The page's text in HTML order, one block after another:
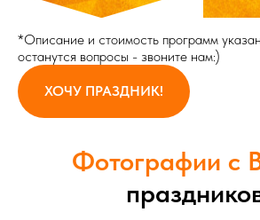
*Описание и стоимость программ
останутся вопросы - звоните нам:)
ХОЧУ ПРАЗДНИК!
Фотографии с